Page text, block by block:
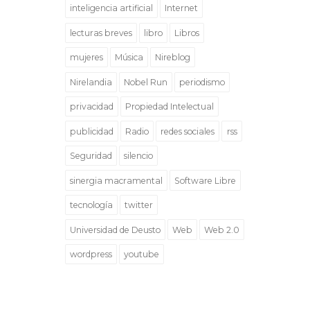
inteligencia artificial Internet
lecturas breves libro Libros
mujeres Música Nireblog
Nirelandia Nobel Run periodismo
privacidad Propiedad Intelectual
publicidad Radio redes sociales rss
Seguridad silencio
sinergia macramental Software Libre
tecnología twitter
Universidad de Deusto Web Web 2.0
wordpress youtube